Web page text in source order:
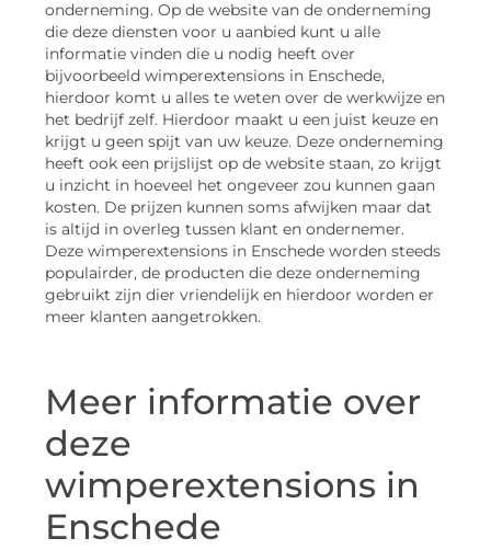
onderneming. Op de website van de onderneming
die deze diensten voor u aanbied kunt u alle
informatie vinden die u nodig heeft over
bijvoorbeeld wimperextensions in Enschede,
hierdoor komt u alles te weten over de werkwijze en
het bedrijf zelf. Hierdoor maakt u een juist keuze en
krijgt u geen spijt van uw keuze. Deze onderneming
heeft ook een prijslijst op de website staan, zo krijgt
u inzicht in hoeveel het ongeveer zou kunnen gaan
kosten. De prijzen kunnen soms afwijken maar dat
is altijd in overleg tussen klant en ondernemer.
Deze wimperextensions in Enschede worden steeds
populairder, de producten die deze onderneming
gebruikt zijn dier vriendelijk en hierdoor worden er
meer klanten aangetrokken.
Meer informatie over
deze
wimperextensions in
Enschede